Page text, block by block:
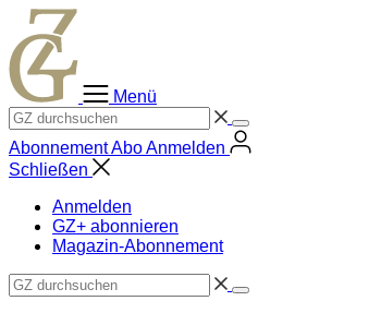
Zum
Inhalt
springen
Menü
AbonnementAboAnmelden
Schließen
Anmelden
GZ+ abonnieren
Magazin-Abonnement